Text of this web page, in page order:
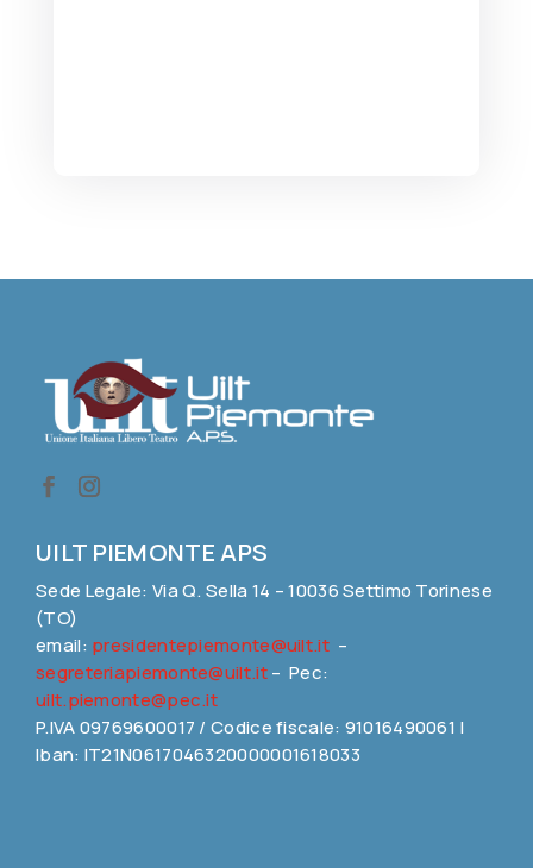
UILT PIEMONTE APS
Sede Legale: Via Q. Sella 14 – 10036 Settimo Torinese
(TO)
email: presidentepiemonte@uilt.it–
segreteriapiemonte@uilt.it– Pec:
uilt.piemonte@pec.it
P.IVA 09769600017 / Codice fiscale: 91016490061 |
Iban: IT21N0617046320000001618033